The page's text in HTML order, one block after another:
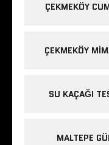
ÇEKMEKÖY
ÇEKMEKÖY
SU KAÇAĞI
MALTEPE